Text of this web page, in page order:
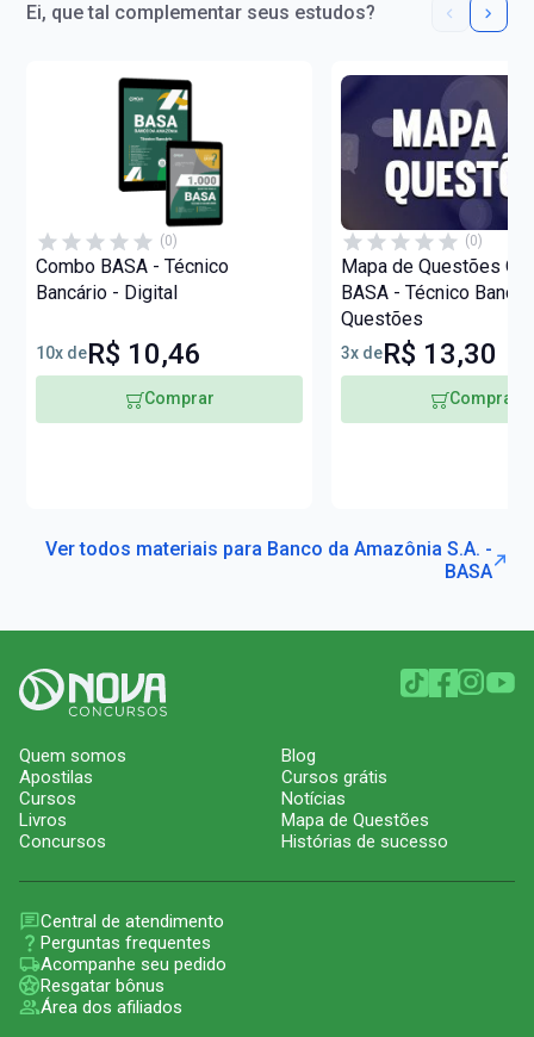
Ei, que tal complementar seus estudos?
(0)
Combo BASA - Técnico
Bancário - Digital
10x deR$ 10,46
Comprar
(0)
Mapa de Questões
BASA - Técnico
Questões
3x deR$ 13,30
Comprar
Ver todos materiais para Banco da Amazônia S.A. -
BASA
Quem somos
Apostilas
Cursos
Livros
Concursos
Blog
Cursos grátis
Notícias
Mapa de Questões
Histórias de sucesso
Central de atendimento
Perguntas frequentes
Acompanhe seu pedido
Resgatar bônus
Área dos afiliados